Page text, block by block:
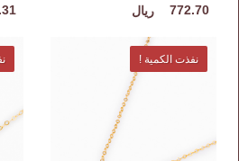
772.70
نفذت الكمية !